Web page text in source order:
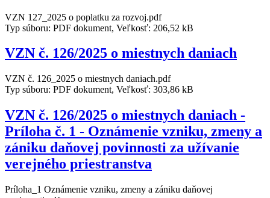
VZN 127_2025 o poplatku za rozvoj.pdf
Typ súboru: PDF dokument, Veľkosť: 206,52 kB
VZN č. 126/2025 o miestnych daniach
VZN č. 126_2025 o miestnych daniach.pdf
Typ súboru: PDF dokument, Veľkosť: 303,86 kB
VZN č. 126/2025 o miestnych daniach -
Príloha č. 1 - Oznámenie vzniku, zmeny a
zániku daňovej povinnosti za užívanie
verejného priestranstva
Príloha_1 Oznámenie vzniku, zmeny a zániku daňovej